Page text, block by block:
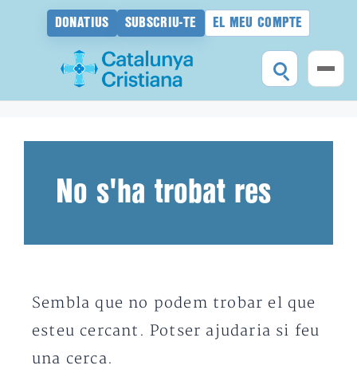
DONATIUS SUBSCRIU-TE EL MEU COMPTE
No s'ha trobat res
Sembla que no podem trobar el que
esteu cercant. Potser ajudaria si feu
una cerca.